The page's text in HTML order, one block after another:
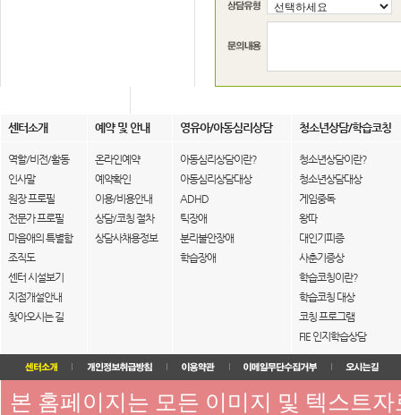
센터소개 예약 및 안내 영유아/아동심리상담 청소년상담/학습코칭
역할/비전/활동
인사말
원장 프로필
전문가 프로필
마음애의 특별함
조직도
센터 시설보기
지점개설안내
찾아오시는 길
온라인예약
예약확인
이용/비용안내
상담/코칭 절차
상담사채용정보
아동심리상담이란?
아동심리상담대상
ADHD
틱장애
분리불안장애
학습장애
청소년상담이란?
청소년상담대상
게임중독
왕따
대인기피증
사춘기증상
학습코칭이란?
학습코칭 대상
코칭 프로그램
FIE 인지학습상담
본 홈페이지는 모든 이미지 및 텍스트